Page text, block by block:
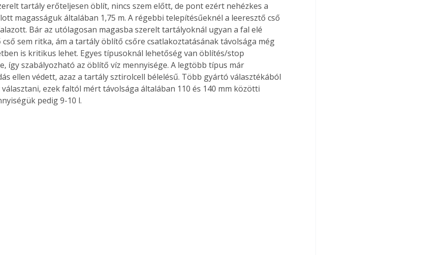
az
Együtt jobban megéri!
Bővebb információ itt!
Együtt jobban megéri! A
tartály erőteljesen öblít, nincs szem előtt, de pont ezért nehézkes a
magasságuk általában 1,75 m. A régebbi telepítésűeknél a leeresztő cső
Bár az utólagosan magasba szerelt tartályoknál ugyan a fal elé
sem ritka, ám a tartály öblítő csőre csatlakoztatásának távolsága még
is kritikus lehet. Egyes típusoknál lehetőség van öblítés/stop
így szabályozható az öblítő víz mennyisége. A legtöbb típus már
ellen védett, azaz a tartály sztirolcell bélelésű. Több gyártó választékából
ezek faltól mért távolsága általában 110 és 140 mm közötti
pedig 9-10 l.